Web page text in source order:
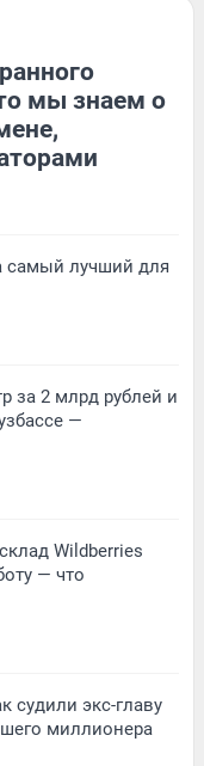
мы знаем о
самый лучший для
за 2 млрд рублей и
—
Wildberries
— что
судили экс-главу
миллионера